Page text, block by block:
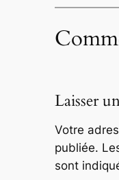
Laisser
Votre
publiée.
sont